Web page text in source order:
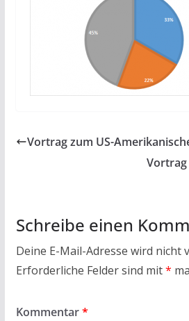
Vortrag zum US-
Schreibe einen
Deine E-Mail-Adresse wird nicht
Erforderliche Felder sind mit*
Kommentar*